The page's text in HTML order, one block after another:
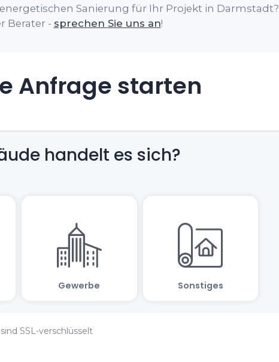
Sanierung für Ihr Projekt in Darmstadt?
Berater - sprechen Sie uns an!
Anfrage starten
SSL-verschlüsselt